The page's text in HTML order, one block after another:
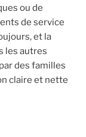
ou de
de service
et la
les autres
des familles
claire et nette